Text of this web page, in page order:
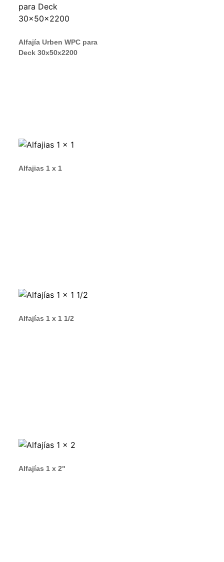
Alfajía Urben WPC para
Deck 30x50x2200
Alfajias 1 x 1
Alfajías 1 x 1 1/2
Alfajías 1 x 2"